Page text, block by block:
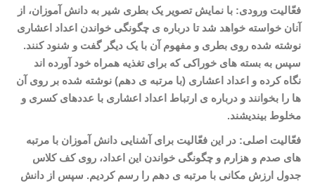
فعّالیت ورودی: با نمایش تصویر یک بطری شیر به دانش آموزان، از
آنان خواسته خواهد شد تا درباره ی چگونگی خواندن اعداد اعشاری
نوشته شده روی بطری و مفهوم آن با یک دیگر گفت و شنود کنند.
سپس به بسته های خوراکی که برای تغذیه همراه خود آورده اند
نگاه کرده و اعداد اعشاری (با مرتبه ی دهم) نوشته شده بر روی آن
ها را بخوانند و درباره ی ارتباط اعداد اعشاری با عددهای کسری و
مخلوط بیندیشند.
فعّالیت اصلی: در این فعّالیت برای آشنایی دانش آموزان با مرتبه
های صدم و هزارم و چگونگی خواندن این اعداد، روی کف کلاس
جدول ارزش مکانی با مرتبه ی دهم را رسم کردیم. سپس از دانش